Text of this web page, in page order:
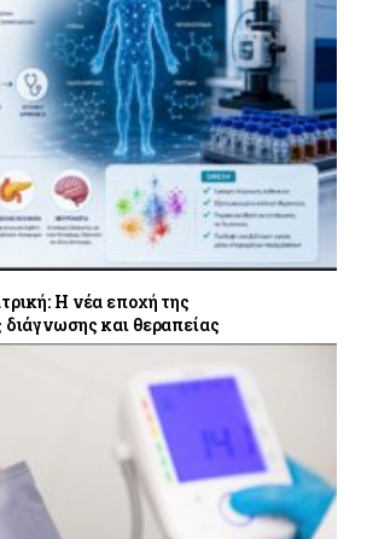
Η νέα εποχή της
και θεραπείας